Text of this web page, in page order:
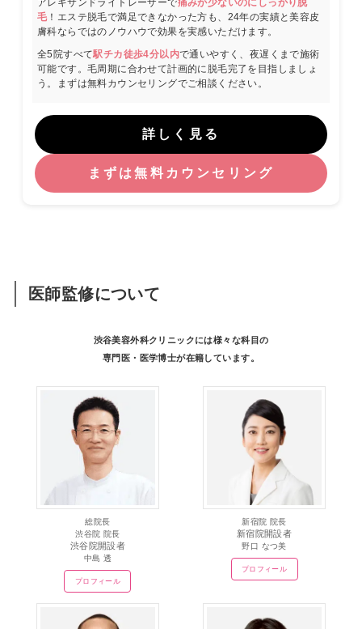
アレキサンドライトレーザーで痛みが少ないのにしっかり脱
毛！エステ脱毛で満足できなかった方も、24年の実績と美容皮
膚科ならではのノウハウで効果を実感いただけます。
全5院すべて駅チカ徒歩4分以内で通いやすく、夜遅くまで施術
可能です。毛周期に合わせて計画的に脱毛完了を目指しましょ
う。まずは無料カウンセリングでご相談ください。
詳しく見る
まずは無料カウンセリング
医師監修について
渋谷美容外科クリニックには様々な科目の
専門医・医学博士が在籍しています。
総院長
渋谷院 院長
渋谷院開設者
中島 透
プロフィール
新宿院 院長
新宿院開設者
野口 なつ美
プロフィール